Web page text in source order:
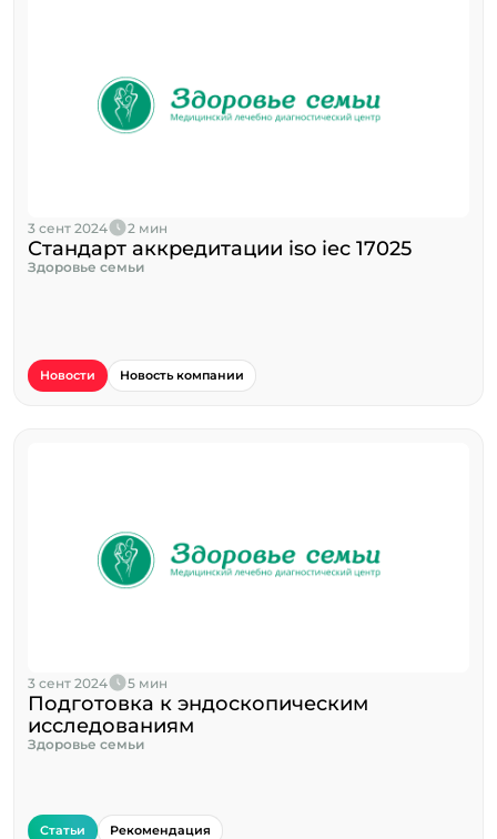
3 сент 2024 2 мин
Стандарт аккредитации iso iec 17025
Здоровье семьи
Новости Новость компании
3 сент 2024 5 мин
Подготовка к эндоскопическим
исследованиям
Здоровье семьи
Статьи Рекомендация